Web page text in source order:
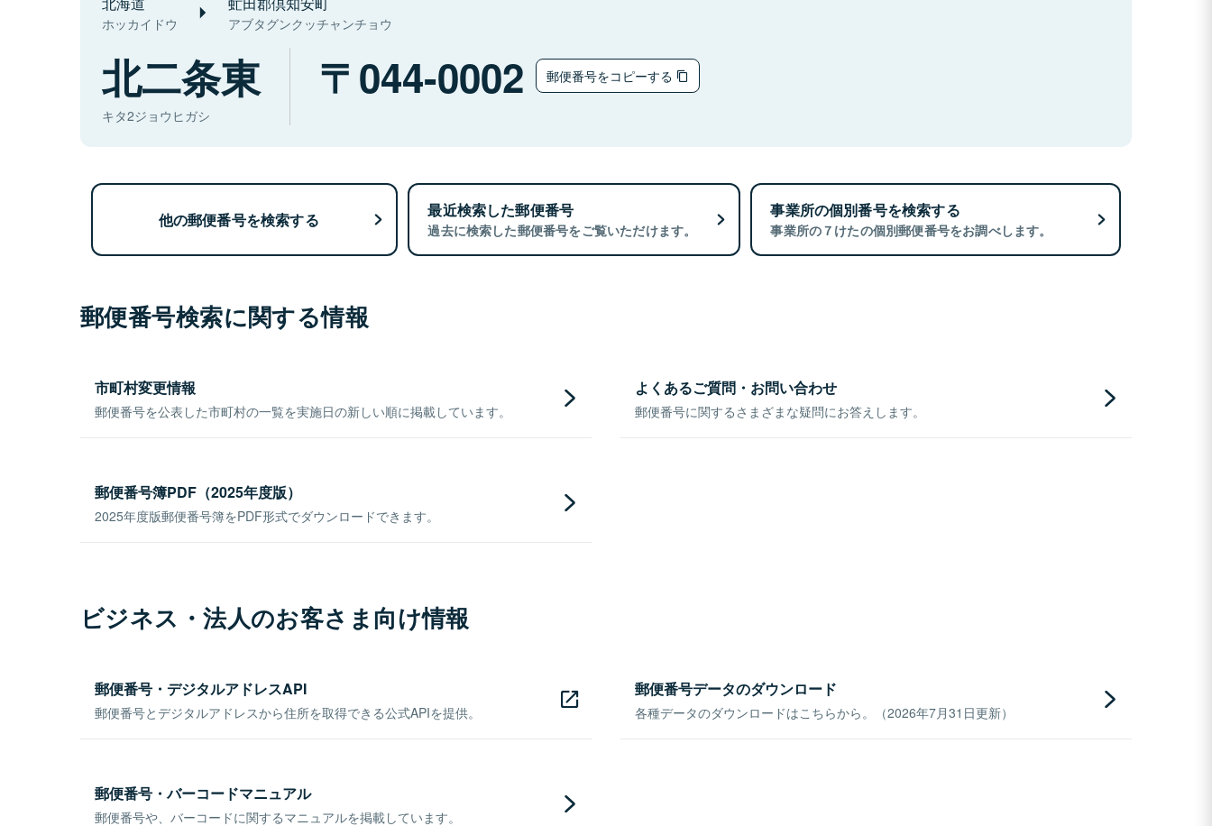
ホッカイドウ アブタグンクッチャンチョウ
北二条東
キタ2ジョウヒガシ
044-0002 郵便番号をコピーする
他の郵便番号を検索する 最近検索した郵便番号
過去に検索した郵便番号をご覧いただけます。
事業所の個別番号を検索する
事業所の７けたの個別郵便番号をお調べします。
郵便番号検索に関する情報
市町村変更情報
郵便番号を公表した市町村の一覧を実施日の新しい順に掲載しています。
よくあるご質問・お問い合わせ
郵便番号に関するさまざまな疑問にお答えします。
郵便番号簿PDF（2025年度版）
2025年度版郵便番号簿をPDF形式でダウンロードできます。
ビジネス・法人のお客さま向け情報
郵便番号・デジタルアドレスAPI
郵便番号とデジタルアドレスから住所を取得できる公式APIを提供。
郵便番号データのダウンロード
各種データのダウンロードはこちらから。（2026年7月31日更新）
郵便番号・バーコードマニュアル
郵便番号や、バーコードに関するマニュアルを掲載しています。